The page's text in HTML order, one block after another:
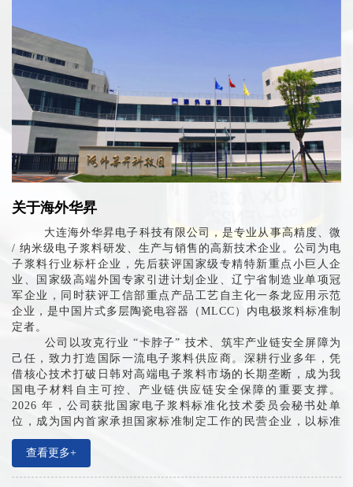
关于海外华昇
大连海外华昇电子科技有限公司，是专业从事高精度、微
/ 纳米级电子浆料研发、生产与销售的高新技术企业。公司为电
子浆料行业标杆企业，先后获评国家级专精特新重点小巨人企
业、国家级高端外国专家引进计划企业、辽宁省制造业单项冠
军企业，同时获评工信部重点产品工艺自主化一条龙应用示范
企业，是中国片式多层陶瓷电容器（MLCC）内电极浆料标准制
定者。
公司以攻克行业 “卡脖子” 技术、筑牢产业链安全屏障为
己任，致力打造国际一流电子浆料供应商。深耕行业多年，凭
借核心技术打破日韩对高端电子浆料市场的长期垄断，成为我
国电子材料自主可控、产业链供应链安全保障的重要支撑。
2026 年，公司获批国家电子浆料标准化技术委员会秘书处单
位，成为国内首家承担国家标准制定工作的民营企业，以标准
夯实产业根基、以创新引领行业迈向标准化高质量发展新征
程。
产业布局方面，公司已搭建全域多元产业网络，设有大连
查看更多+